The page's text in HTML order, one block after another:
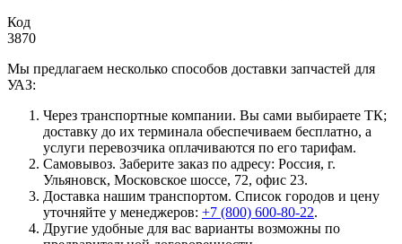
Код
3870
Мы предлагаем несколько способов доставки запчастей для
УАЗ:
Через транспортные компании. Вы сами выбираете ТК;
доставку до их терминала обеспечиваем бесплатно, а
услуги перевозчика оплачиваются по его тарифам.
Самовывоз. Заберите заказ по адресу: Россия, г.
Ульяновск, Московское шоссе, 72, офис 23.
Доставка нашим транспортом. Список городов и цену
уточняйте у менеджеров: +7 (800) 600-80-22.
Другие удобные для вас варианты возможны по